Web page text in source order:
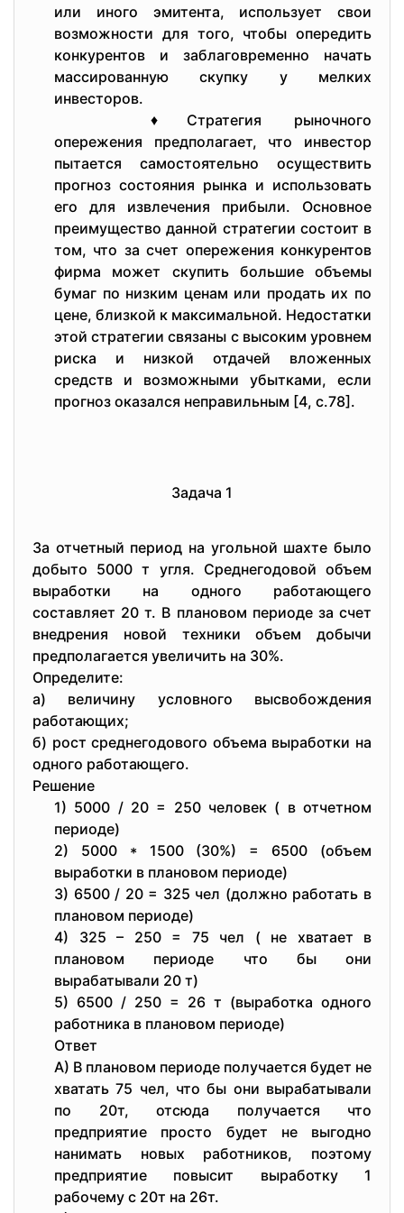
или иного эмитента, использует свои
возможности для того, чтобы опередить
конкурентов и заблаговременно начать
массированную скупку у мелких
инвесторов.
♦Стратегия рыночного
опережения предполагает, что инвестор
пытается самостоятельно осуществить
прогноз состояния рынка и использовать
его для извлечения прибыли. Основное
преимущество данной стратегии состоит в
том, что за счет опережения конкурентов
фирма может скупить большие объемы
бумаг по низким ценам или продать их по
цене, близкой к максимальной. Недостатки
этой стратегии связаны с высоким уровнем
риска и низкой отдачей вложенных
средств и возможными убытками, если
прогноз оказался неправильным [4, с.78].
Задача 1
За отчетный период на угольной шахте было
добыто 5000 т угля. Среднегодовой объем
выработки на одного работающего
составляет 20 т. В плановом периоде за счет
внедрения новой техники объем добычи
предполагается увеличить на 30%.
Определите:
а) величину условного высвобождения
работающих;
б) рост среднегодового объема выработки на
одного работающего.
Решение
1) 5000 / 20 = 250 человек ( в отчетном
периоде)
2) 5000 * 1500 (30%) = 6500 (объем
выработки в плановом периоде)
3) 6500 / 20 = 325 чел (должно работать в
плановом периоде)
4) 325 – 250 = 75 чел ( не хватает в
плановом периоде что бы они
вырабатывали 20 т)
5) 6500 / 250 = 26 т (выработка одного
работника в плановом периоде)
Ответ
А) В плановом периоде получается будет не
хватать 75 чел, что бы они вырабатывали
по 20т, отсюда получается что
предприятие просто будет не выгодно
нанимать новых работников, поэтому
предприятие повысит выработку 1
рабочему с 20т на 26т.